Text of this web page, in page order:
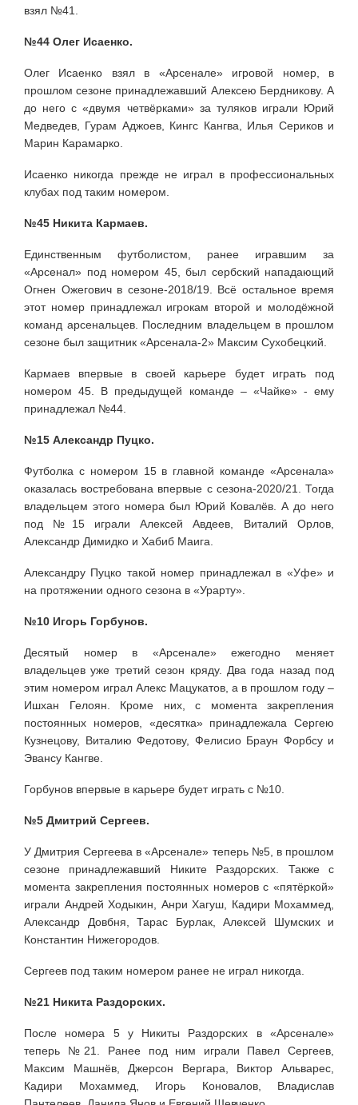
взял №41.
№44 Олег Исаенко.
Олег Исаенко взял в «Арсенале» игровой номер, в
прошлом сезоне принадлежавший Алексею Бердникову. А
до него с «двумя четвёрками» за туляков играли Юрий
Медведев, Гурам Аджоев, Кингс Кангва, Илья Сериков и
Марин Карамарко.
Исаенко никогда прежде не играл в профессиональных
клубах под таким номером.
№45 Никита Кармаев.
Единственным футболистом, ранее игравшим за
«Арсенал» под номером 45, был сербский нападающий
Огнен Ожегович в сезоне-2018/19. Всё остальное время
этот номер принадлежал игрокам второй и молодёжной
команд арсенальцев. Последним владельцем в прошлом
сезоне был защитник «Арсенала-2» Максим Сухобецкий.
Кармаев впервые в своей карьере будет играть под
номером 45. В предыдущей команде – «Чайке» - ему
принадлежал №44.
№15 Александр Пуцко.
Футболка с номером 15 в главной команде «Арсенала»
оказалась востребована впервые с сезона-2020/21. Тогда
владельцем этого номера был Юрий Ковалёв. А до него
под №15 играли Алексей Авдеев, Виталий Орлов,
Александр Димидко и Хабиб Маига.
Александру Пуцко такой номер принадлежал в «Уфе» и
на протяжении одного сезона в «Урарту».
№10 Игорь Горбунов.
Десятый номер в «Арсенале» ежегодно меняет
владельцев уже третий сезон кряду. Два года назад под
этим номером играл Алекс Мацукатов, а в прошлом году –
Ишхан Гелоян. Кроме них, с момента закрепления
постоянных номеров, «десятка» принадлежала Сергею
Кузнецову, Виталию Федотову, Фелисио Браун Форбсу и
Эвансу Кангве.
Горбунов впервые в карьере будет играть с №10.
№5 Дмитрий Сергеев.
У Дмитрия Сергеева в «Арсенале» теперь №5, в прошлом
сезоне принадлежавший Никите Раздорских. Также с
момента закрепления постоянных номеров с «пятёркой»
играли Андрей Ходыкин, Анри Хагуш, Кадири Мохаммед,
Александр Довбня, Тарас Бурлак, Алексей Шумских и
Константин Нижегородов.
Сергеев под таким номером ранее не играл никогда.
№21 Никита Раздорских.
После номера 5 у Никиты Раздорских в «Арсенале»
теперь №21. Ранее под ним играли Павел Сергеев,
Максим Машнёв, Джерсон Вергара, Виктор Альварес,
Кадири Мохаммед, Игорь Коновалов, Владислав